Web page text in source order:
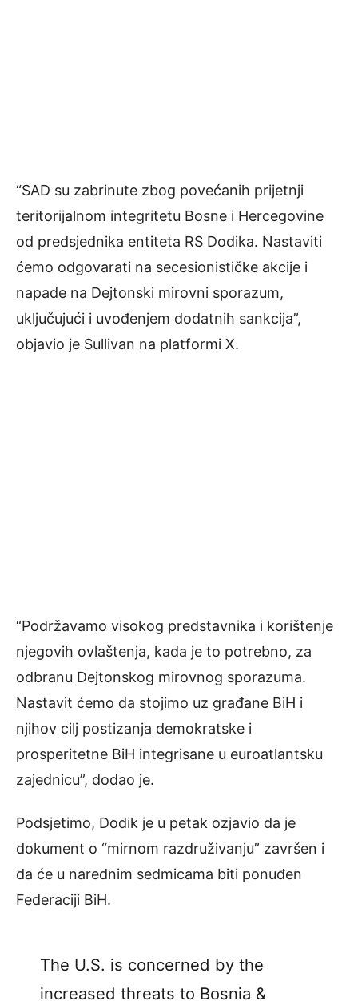
“SAD su zabrinute zbog povećanih prijetnji
teritorijalnom integritetu Bosne i Hercegovine
od predsjednika entiteta RS Dodika. Nastaviti
ćemo odgovarati na secesionističke akcije i
napade na Dejtonski mirovni sporazum,
uključujući i uvođenjem dodatnih sankcija”,
objavio je Sullivan na platformi X.
“Podržavamo visokog predstavnika i korištenje
njegovih ovlaštenja, kada je to potrebno, za
odbranu Dejtonskog mirovnog sporazuma.
Nastavit ćemo da stojimo uz građane BiH i
njihov cilj postizanja demokratske i
prosperitetne BiH integrisane u euroatlantsku
zajednicu”, dodao je.
Podsjetimo, Dodik je u petak ozjavio da je
dokument o “mirnom razdruživanju” završen i
da će u narednim sedmicama biti ponuđen
Federaciji BiH.
The U.S. is concerned by the
increased threats to Bosnia &